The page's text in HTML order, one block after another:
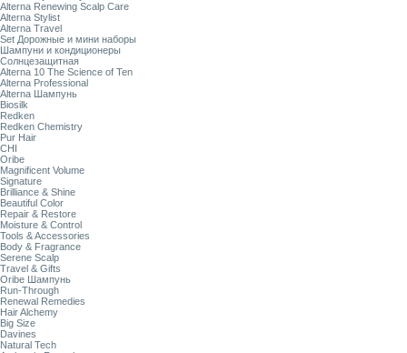
Alterna Renewing Scalp Care
Alterna Stylist
Alterna Travel
Set Дорожные и мини наборы
Шампуни и кондиционеры
Солнцезащитная
Alterna 10 The Science of Ten
Alterna Professional
Alterna Шампунь
Biosilk
Redken
Redken Chemistry
Pur Hair
CHI
Oribe
Magnificent Volume
Signature
Brilliance & Shine
Beautiful Color
Repair & Restore
Moisture & Control
Tools & Accessories
Body & Fragrance
Serene Scalp
Travel & Gifts
Oribe Шампунь
Run-Through
Renewal Remedies
Hair Alchemy
Big Size
Davines
Natural Tech